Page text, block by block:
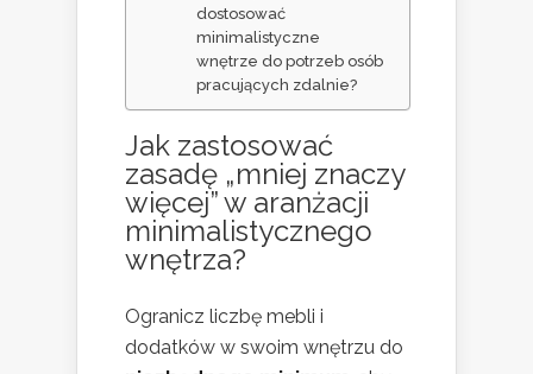
dostosować
minimalistyczne
wnętrze do potrzeb osób
pracujących zdalnie?
Jak zastosować
zasadę „mniej znaczy
więcej” w aranżacji
minimalistycznego
wnętrza?
Ogranicz liczbę mebli i
dodatków w swoim wnętrzu do